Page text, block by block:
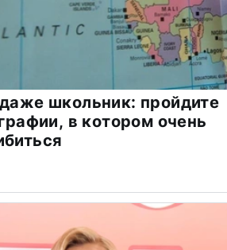
школьник: пройдите
в котором очень